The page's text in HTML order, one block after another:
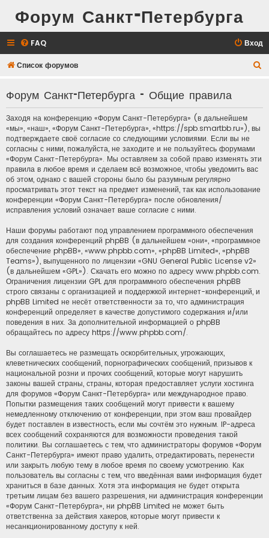
Форум Санкт-Петербурга
FAQ Вход
Список форумов
с
Форум Санкт-Петербурга - Общие правила
Заходя на конференцию «Форум Санкт-Петербурга» (в дальнейшем
«мы», «наш», «Форум Санкт-Петербурга», «https://spb.smartbb.ru»), вы
подтверждаете своё согласие со следующими условиями. Если вы не
согласны с ними, пожалуйста, не заходите и не пользуйтесь форумами
«Форум Санкт-Петербурга». Мы оставляем за собой право изменять эти
правила в любое время и сделаем всё возможное, чтобы уведомить вас
об этом, однако с вашей стороны было бы разумным регулярно
просматривать этот текст на предмет изменений, так как использование
конференции «Форум Санкт-Петербурга» после обновления/
исправления условий означает ваше согласие с ними.
Наши форумы работают под управлением программного обеспечения
для создания конференций phpBB (в дальнейшем «они», «программное
обеспечение phpBB», «www.phpbb.com», «phpBB Limited», «phpBB
Teams»), выпущенного по лицензии «GNU General Public License v2»
(в дальнейшем «GPL»). Скачать его можно по адресу www.phpbb.com.
Ограничения лицензии GPL для программного обеспечения phpBB
строго связаны с организацией и поддержкой интернет-конференций, и
phpBB Limited не несёт ответственности за то, что администрация
конференций определяет в качестве допустимого содержания и/или
поведения в них. За дополнительной информацией о phpBB
обращайтесь по адресу https://www.phpbb.com/.
Вы соглашаетесь не размещать оскорбительных, угрожающих,
клеветнических сообщений, порнографических сообщений, призывов к
национальной розни и прочих сообщений, которые могут нарушить
законы вашей страны, страны, которая предоставляет услуги хостинга
для форумов «Форум Санкт-Петербурга» или международное право.
Попытки размещения таких сообщений могут привести к вашему
немедленному отключению от конференции, при этом ваш провайдер
будет поставлен в известность, если мы сочтём это нужным. IP-адреса
всех сообщений сохраняются для возможности проведения такой
политики. Вы соглашаетесь с тем, что администраторы форумов «Форум
Санкт-Петербурга» имеют право удалить, отредактировать, перенести
или закрыть любую тему в любое время по своему усмотрению. Как
пользователь вы согласны с тем, что введённая вами информация будет
храниться в базе данных. Хотя эта информация не будет открыта
третьим лицам без вашего разрешения, ни администрация конференции
«Форум Санкт-Петербурга», ни phpBB Limited не может быть
ответственна за действия хакеров, которые могут привести к
несанкционированному доступу к ней.